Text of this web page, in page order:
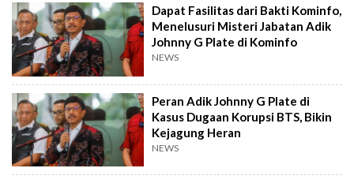
Dapat Fasilitas dari Bakti Kominfo,
Menelusuri Misteri Jabatan Adik
Johnny G Plate di Kominfo
NEWS
Peran Adik Johnny G Plate di
Kasus Dugaan Korupsi BTS, Bikin
Kejagung Heran
NEWS